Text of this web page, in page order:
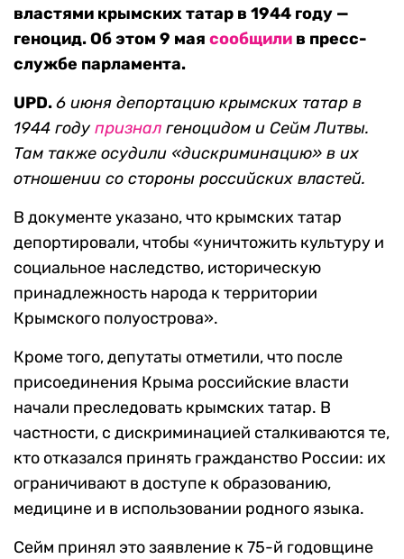
властями крымских татар в 1944 году —
геноцид. Об этом 9 мая сообщили в пресс-
службе парламента.
UPD.6 июня депортацию крымских татар в
1944 году признал геноцидом и Сейм Литвы.
Там также осудили «дискриминацию» в их
отношении со стороны российских властей.
В документе указано, что крымских татар
депортировали, чтобы «уничтожить культуру и
социальное наследство, историческую
принадлежность народа к территории
Крымского полуострова».
Кроме того, депутаты отметили, что после
присоединения Крыма российские власти
начали преследовать крымских татар. В
частности, с дискриминацией сталкиваются те,
кто отказался принять гражданство России: их
ограничивают в доступе к образованию,
медицине и в использовании родного языка.
Сейм принял это заявление к 75-й годовщине